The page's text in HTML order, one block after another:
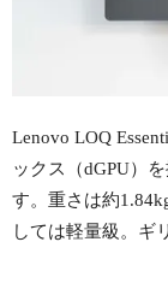
Lenovo LOQ
ックス（dGPU）
す。重さは約
しては軽量級。ギ